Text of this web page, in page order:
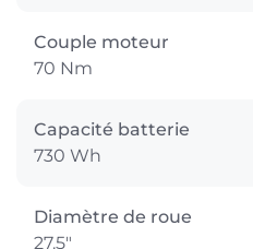
Couple moteur
70 Nm
Capacité batterie
730 Wh
Diamètre de roue
27.5"